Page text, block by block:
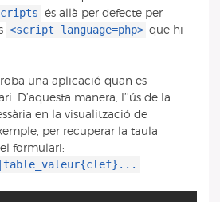
és allà per defecte per
<script language=php> que hi
una aplicació quan es
D’aquesta manera, l’’ús de la
en la visualització de
per recuperar la taula
formulari: